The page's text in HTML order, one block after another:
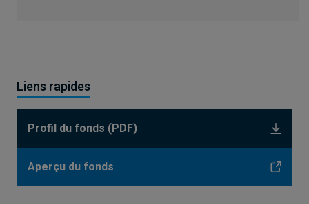
Liens rapides
Profil du fonds (PDF)
Aperçu du fonds